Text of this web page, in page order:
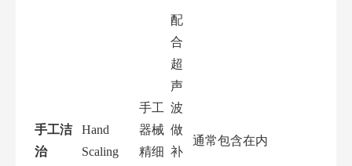
手工洁
治
Hand
Scaling
手工
器械
精细
配
合
超
声
波
做
补
通常包含在内